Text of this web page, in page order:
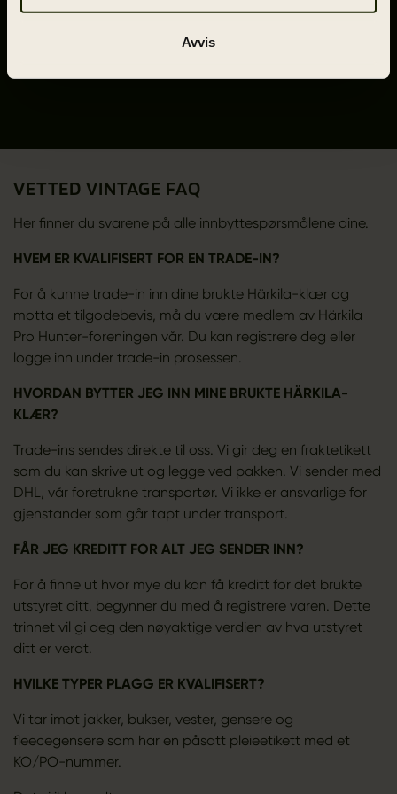
Avvis
VETTED VINTAGE FAQ
Her finner du svarene på alle innbyttespørsmålene dine.
HVEM ER KVALIFISERT FOR EN TRADE-IN?
For å kunne trade-in inn dine brukte Härkila-klær og
motta et tilgodebevis, må du være medlem av Härkila
Pro Hunter-foreningen vår. Du kan registrere deg eller
logge inn under trade-in prosessen.
HVORDAN BYTTER JEG INN MINE BRUKTE HÄRKILA-
KLÆR?
Trade-ins sendes direkte til oss. Vi gir deg en fraktetikett
som du kan skrive ut og legge ved pakken. Vi sender med
DHL, vår foretrukne transportør. Vi ikke er ansvarlige for
gjenstander som går tapt under transport.
FÅR JEG KREDITT FOR ALT JEG SENDER INN?
For å finne ut hvor mye du kan få kreditt for det brukte
utstyret ditt, begynner du med å registrere varen. Dette
trinnet vil gi deg den nøyaktige verdien av hva utstyret
ditt er verdt.
HVILKE TYPER PLAGG ER KVALIFISERT?
Vi tar imot jakker, bukser, vester, gensere og
fleecegensere som har en påsatt pleieetikett med et
KO/PO-nummer.